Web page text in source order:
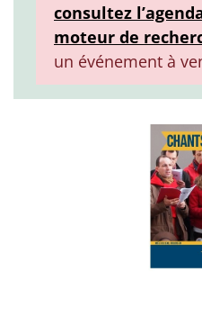
consultez
moteur de
un événement à